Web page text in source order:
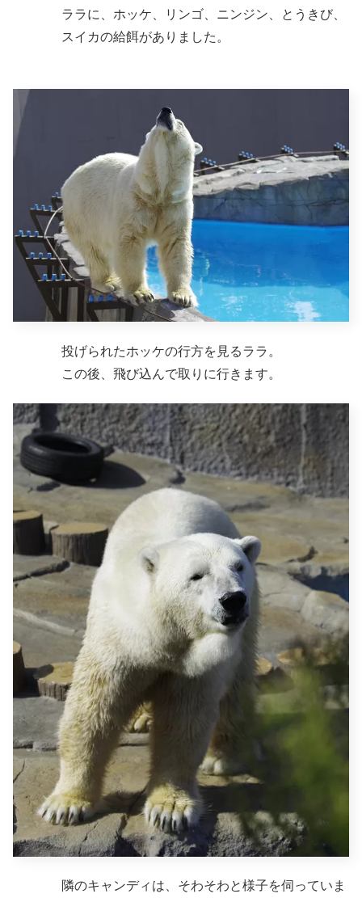
ララに、ホッケ、リンゴ、ニンジン、とうきび、
スイカの給餌がありました。
投げられたホッケの行方を見るララ。
この後、飛び込んで取りに行きます。
隣のキャンディは、そわそわと様子を伺っていま